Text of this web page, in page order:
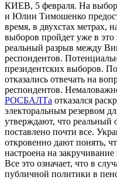
КИЕВ, 5 февраля. На
и Юлии Тимошенко
время, в двухстах метрах,
выборов пройдет уже в
реальный разрыв между
респондентов.
президентских выборов.
отказались отвечать на
респондентов.
РОСБАЛТа отказался
электоральным резервом
утверждают, что реальный
поставлено почти все.
откровенно дают понять,
настроена на
Все это означает, что в
публичной политики в